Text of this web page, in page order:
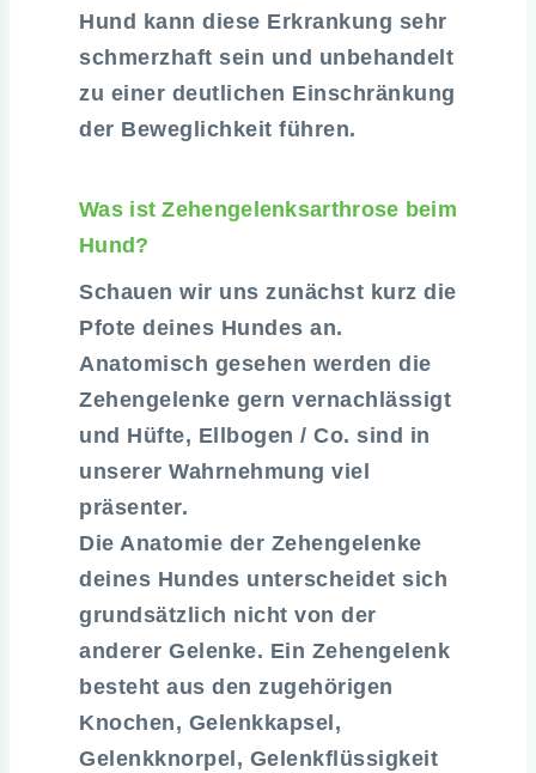
Hund kann diese Erkrankung sehr
schmerzhaft sein und unbehandelt
zu einer deutlichen Einschränkung
der Beweglichkeit führen.
Was ist Zehengelenksarthrose beim
Hund?
Schauen wir uns zunächst kurz die
Pfote deines Hundes an.
Anatomisch gesehen werden die
Zehengelenke gern vernachlässigt
und Hüfte, Ellbogen / Co. sind in
unserer Wahrnehmung viel
präsenter.
Die Anatomie der Zehengelenke
deines Hundes unterscheidet sich
grundsätzlich nicht von der
anderer Gelenke. Ein Zehengelenk
besteht aus den zugehörigen
Knochen, Gelenkkapsel,
Gelenkknorpel, Gelenkflüssigkeit